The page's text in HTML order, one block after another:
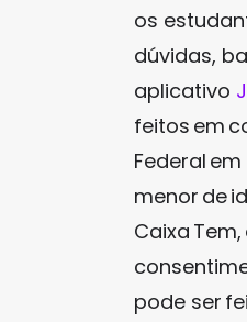
os
dúvidas,
aplicativo
feitos em
Federal
menor de
Caixa
pode ser